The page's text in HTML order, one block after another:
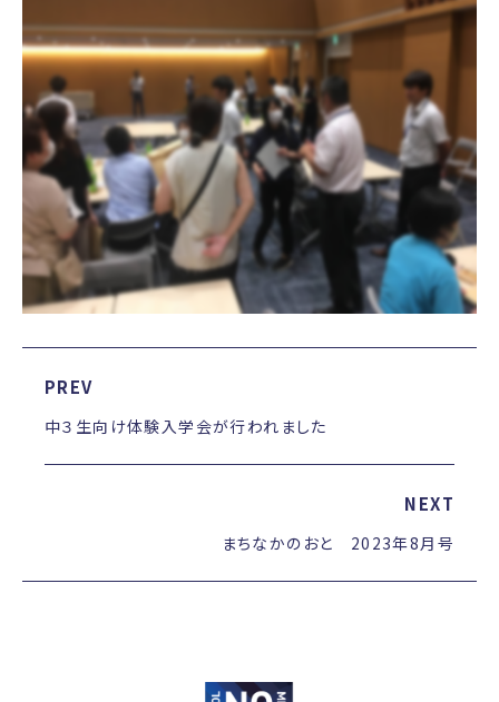
PREV
中３生向け体験入学会が行われました
NEXT
まちなかのおと 2023年8月号